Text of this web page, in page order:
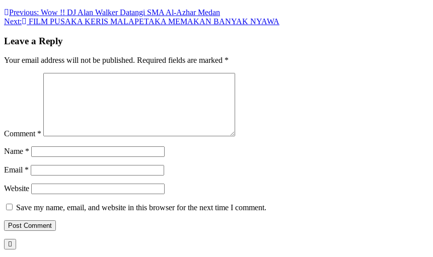
Post
navigation
Previous: Wow !! DJ Alan Walker Datangi SMA Al-Azhar Medan
Next:
FILM PUSAKA KERIS MALAPETAKA MEMAKAN BANYAK NYAWA
Leave a Reply
Your email address will not be published. Required fields are marked *
Comment *
Name *
Email *
Website
Save my name, email, and website in this browser for the next time I comment.